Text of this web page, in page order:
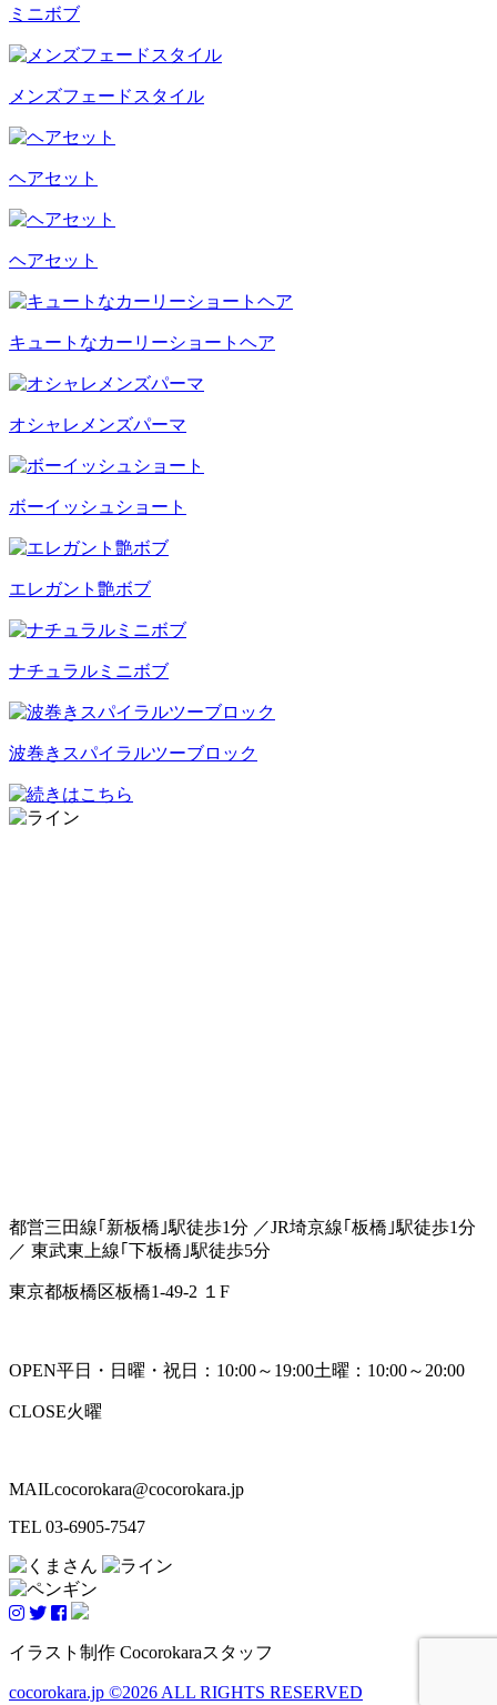
ミニボブ
メンズフェードスタイル
ヘアセット
ヘアセット
キュートなカーリーショートヘア
オシャレメンズパーマ
ボーイッシュショート
エレガント艶ボブ
ナチュラルミニボブ
波巻きスパイラルツーブロック
都営三田線｢新板橋｣駅徒歩1分 ／JR埼京線｢板橋｣駅徒歩1分
／ 東武東上線｢下板橋｣駅徒歩5分
東京都板橋区板橋1-49-2 １F
OPEN平日・日曜・祝日：10:00～19:00土曜：10:00～20:00
CLOSE火曜
MAILcocorokara@cocorokara.jp
TEL 03-6905-7547
イラスト制作 Cocorokaraスタッフ
cocorokara.jp ©2026 ALL RIGHTS RESERVED